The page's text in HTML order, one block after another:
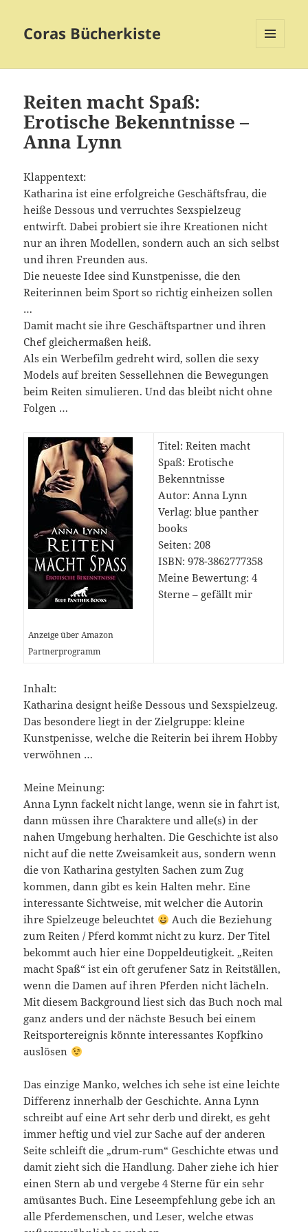
Coras Bücherkiste
Reiten macht Spaß:
Erotische Bekenntnisse –
Anna Lynn
Klappentext:
Katharina ist eine erfolgreiche Geschäftsfrau, die
heiße Dessous und verruchtes Sexspielzeug
entwirft. Dabei probiert sie ihre Kreationen nicht
nur an ihren Modellen, sondern auch an sich selbst
und ihren Freunden aus.
Die neueste Idee sind Kunstpenisse, die den
Reiterinnen beim Sport so richtig einheizen sollen
…
Damit macht sie ihre Geschäftspartner und ihren
Chef gleichermaßen heiß.
Als ein Werbefilm gedreht wird, sollen die sexy
Models auf breiten Sessellehnen die Bewegungen
beim Reiten simulieren. Und das bleibt nicht ohne
Folgen …
Anzeige über Amazon
Partnerprogramm
Titel: Reiten macht
Spaß: Erotische
Bekenntnisse
Autor: Anna Lynn
Verlag: blue panther
books
Seiten: 208
ISBN: 978-3862777358
Meine Bewertung: 4
Sterne – gefällt mir
Inhalt:
Katharina designt heiße Dessous und Sexspielzeug.
Das besondere liegt in der Zielgruppe: kleine
Kunstpenisse, welche die Reiterin bei ihrem Hobby
verwöhnen …
Meine Meinung:
Anna Lynn fackelt nicht lange, wenn sie in fahrt ist,
dann müssen ihre Charaktere und alle(s) in der
nahen Umgebung herhalten. Die Geschichte ist also
nicht auf die nette Zweisamkeit aus, sondern wenn
die von Katharina gestylten Sachen zum Zug
kommen, dann gibt es kein Halten mehr. Eine
interessante Sichtweise, mit welcher die Autorin
ihre Spielzeuge beleuchtet
Auch die Beziehung
zum Reiten / Pferd kommt nicht zu kurz. Der Titel
bekommt auch hier eine Doppeldeutigkeit. „Reiten
macht Spaß“ ist ein oft gerufener Satz in Reitställen,
wenn die Damen auf ihren Pferden nicht lächeln.
Mit diesem Background liest sich das Buch noch mal
ganz anders und der nächste Besuch bei einem
Reitsportereignis könnte interessantes Kopfkino
auslösen
Das einzige Manko, welches ich sehe ist eine leichte
Differenz innerhalb der Geschichte. Anna Lynn
schreibt auf eine Art sehr derb und direkt, es geht
immer heftig und viel zur Sache auf der anderen
Seite schleift die „drum-rum“ Geschichte etwas und
damit zieht sich die Handlung. Daher ziehe ich hier
einen Stern ab und vergebe 4 Sterne für ein sehr
amüsantes Buch. Eine Leseempfehlung gebe ich an
alle Pferdemenschen, und Leser, welche etwas